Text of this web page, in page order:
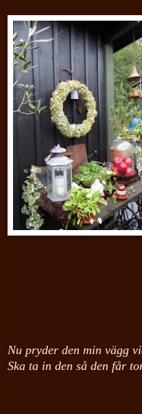
Nu pryder den min vägg
Ska ta in den så den får